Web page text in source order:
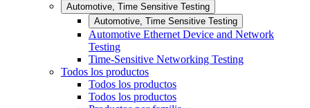
Automotive, Time Sensitive Testing
Automotive, Time Sensitive Testing
Automotive Ethernet Device and Network
Testing
Time-Sensitive Networking Testing
Todos los productos
Todos los productos
Todos los productos